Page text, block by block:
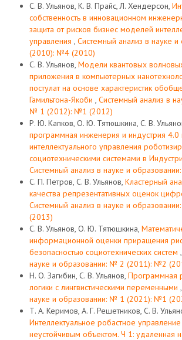
С. В. Ульянов, К. В. Прайс, Л. Хендерсон,
собственность в инновационном
защита от рисков бизнес моделей
управления , Системный анализ в науке
(2010): №4 (2010)
С. В. Ульянов, Модели квантовых
приложения в компьютерных
постулат на основе характеристик
Гамильтона-Якоби , Системный анализ в
№ 1 (2012): №1 (2012)
Р. Ю. Капков, О. Ю. Тятюшкина, С. В.
программная инженерия и индустрия
интеллектуального управления
социотехническими системами в
Системный анализ в науке и
С. П. Петров, С. В. Ульянов, Кластерный
качества репрезентативных оценок
Системный анализ в науке и
(2013)
С. В. Ульянов, О. Ю. Тятюшкина,
информационной оценки приращения
безопасностью социотехнических систем ,
науке и образовании: № 2 (2011): №2
Н. О. Загибин, С. В. Ульянов, Программная
логики с лингвистическими переменными ,
науке и образовании: № 1 (2021): №1
Т. А. Керимов, А. Г. Решетников, С. В.
Интеллектуальное робастное
неустойчивым объектом. Ч 1: удаленная